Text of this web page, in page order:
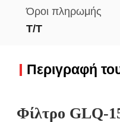
Όροι πληρωμής
Τ/Τ
Περιγραφή
Φίλτρο GLQ-